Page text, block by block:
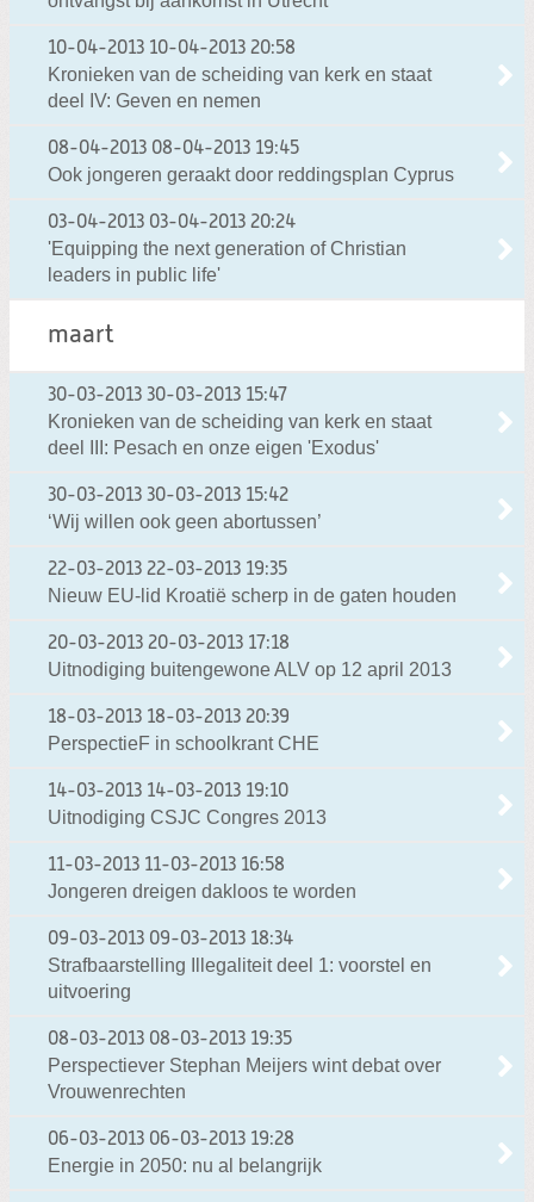
10-04-2013 10-04-2013 20:58
Kronieken van de scheiding van kerk en staat
deel IV: Geven en nemen
08-04-2013 08-04-2013 19:45
Ook jongeren geraakt door reddingsplan Cyprus
03-04-2013 03-04-2013 20:24
'Equipping the next generation of Christian
leaders in public life'
maart
30-03-2013 30-03-2013 15:47
Kronieken van de scheiding van kerk en staat
deel III: Pesach en onze eigen 'Exodus'
30-03-2013 30-03-2013 15:42
‘Wij willen ook geen abortussen’
22-03-2013 22-03-2013 19:35
Nieuw EU-lid Kroatië scherp in de gaten houden
20-03-2013 20-03-2013 17:18
Uitnodiging buitengewone ALV op 12 april 2013
18-03-2013 18-03-2013 20:39
PerspectieF in schoolkrant CHE
14-03-2013 14-03-2013 19:10
Uitnodiging CSJC Congres 2013
11-03-2013 11-03-2013 16:58
Jongeren dreigen dakloos te worden
09-03-2013 09-03-2013 18:34
Strafbaarstelling Illegaliteit deel 1: voorstel en
uitvoering
08-03-2013 08-03-2013 19:35
Perspectiever Stephan Meijers wint debat over
Vrouwenrechten
06-03-2013 06-03-2013 19:28
Energie in 2050: nu al belangrijk